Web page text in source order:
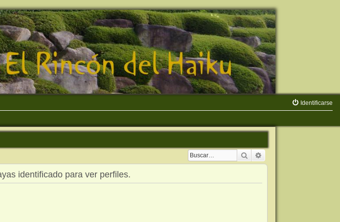
Identificarse
Buscar
identificado para ver perfiles.